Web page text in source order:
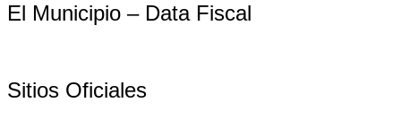
El Municipio – Data Fiscal
Sitios Oficiales